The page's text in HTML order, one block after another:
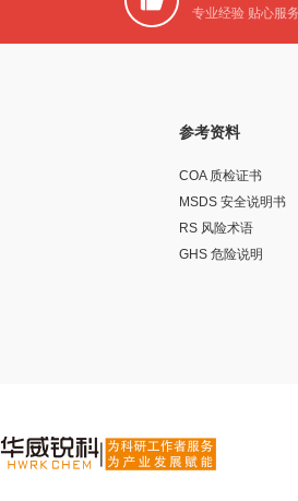
专业经验 贴心服务
参考资料
COA 质检证书
MSDS 安全说明书
RS 风险术语
GHS 危险说明